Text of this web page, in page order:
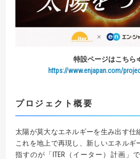
特設ページはこちら
https://www.enjapan.com/
プロジェクト概要
太陽が莫大なエネルギーを生み出す仕
これを地上で再現し、新しいエネルギ
指すのが「ITER（イーター）計画」